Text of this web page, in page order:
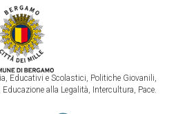
Educativi e Scolastici, Politiche Giovanili,
alla Legalità, Intercultura, Pace.